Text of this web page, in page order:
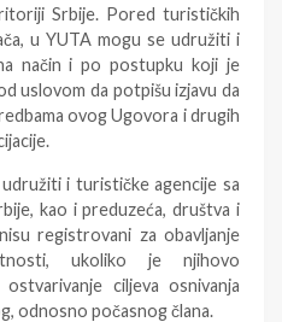
Srbije. Pored turističkih
u YUTA mogu se udružiti i
način i po postupku koji je
uslovom da potpišu izjavu da
ovog Ugovora i drugih
i turističke agencije sa
kao i preduzeća, društva i
registrovani za obavljanje
ukoliko je njihovo
ciljeva osnivanja
odnosno počasnog člana.